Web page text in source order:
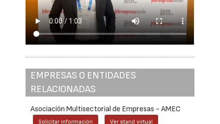
EMPRESAS O ENTIDADES
RELACIONADAS
Asociación Multisectorial de Empresas - AMEC
Solicitar información Ver stand virtual